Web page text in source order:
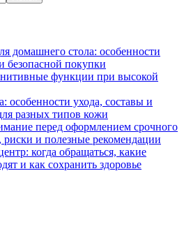
домашнего стола: особенности
безопасной покупки
функции при высокой
особенности ухода, составы и
разных типов кожи
перед оформлением срочного
риски и полезные рекомендации
когда обращаться, какие
и как сохранить здоровье